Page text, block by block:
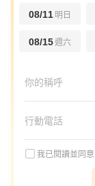
08/11 明日
08/15週六
我已閱讀並同意